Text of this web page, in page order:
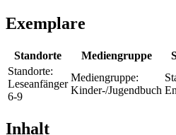
Exemplare
Standorte Mediengruppe
Standorte:
Leseanfänger
6-9
Mediengruppe:
Kinder-/Jugendbuch
Inhalt